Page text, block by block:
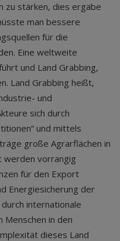
zu stärken, dies ergäbe
man bessere
für die
Eine weltweite
und Land Grabbing,
Land Grabbing heißt,
und
sich durch
und mittels
große Agrarflächen in
werden vorrangig
für den Export
Energiesicherung der
internationale
in den
dieses Land